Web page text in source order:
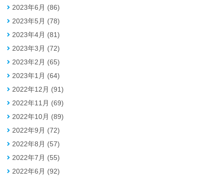
2023年6月 (86)
2023年5月 (78)
2023年4月 (81)
2023年3月 (72)
2023年2月 (65)
2023年1月 (64)
2022年12月 (91)
2022年11月 (69)
2022年10月 (89)
2022年9月 (72)
2022年8月 (57)
2022年7月 (55)
2022年6月 (92)